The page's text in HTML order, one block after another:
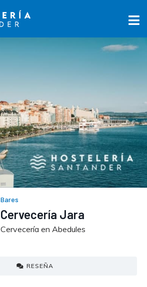
Bares
Cervecería Jara
Cervecería en Abedules
RESEÑA